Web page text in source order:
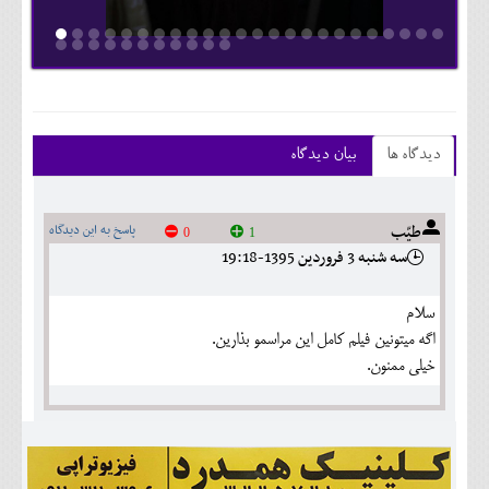
دیدگاه ها بیان دیدگاه
طیّب پاسخ به این دیدگاه 1
0
سه شنبه 3 فروردين 1395-19:18
سلام
اگه میتونین فیلم کامل این مراسمو بذارین.
خیلی ممنون.